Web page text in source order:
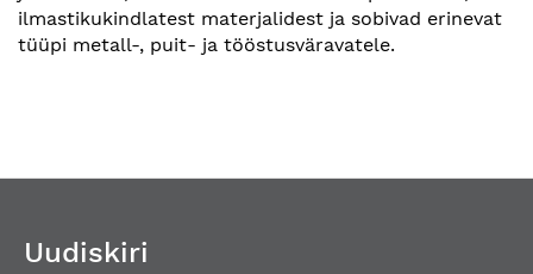
ilmastikukindlatest materjalidest ja sobivad erinevat
tüüpi metall-, puit- ja tööstusväravatele.
Uudiskiri